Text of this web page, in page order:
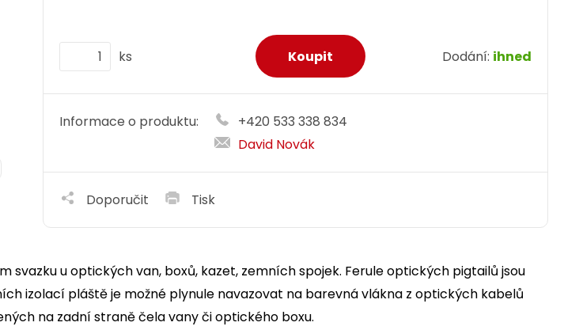
ks Dodání: ihned
Informace o produktu:
+420 533 338 834
David Novák
Doporučit Tisk
u optických van, boxů, kazet, zemních spojek. Ferule optických pigtailů jsou
izolací pláště je možné plynule navazovat na barevná vlákna z optických kabelů
na zadní straně čela vany či optického boxu.